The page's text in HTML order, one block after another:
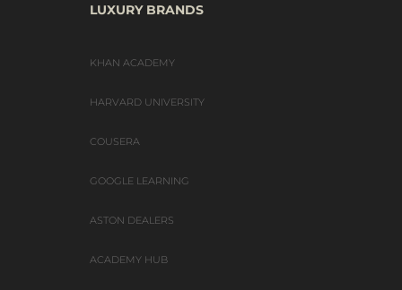
LUXURY BRANDS
KHAN ACADEMY
HARVARD UNIVERSITY
COUSERA
GOOGLE LEARNING
ASTON DEALERS
ACADEMY HUB